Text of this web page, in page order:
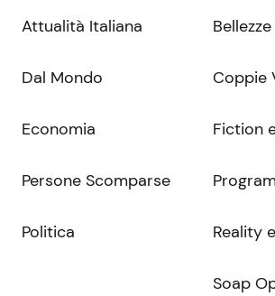
Attualità Italiana
Dal Mondo
Economia
Persone Scomparse
Politica
Bellezze
Coppie
Fiction
Reality
Soap